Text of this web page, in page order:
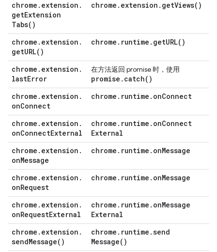
chrome . extension .
getExtension
Tabs( )
chrome . extension . getViews( )
chrome . extension .
getURL( )
chrome . runtime . getURL( )
chrome . extension .
lastError
在方法返回 promise 时，使用
promise . catch( )
chrome . extension .
onConnect
chrome . runtime . onConnect
chrome . extension .
onConnectExternal
chrome . runtime . onConnect
External
chrome . extension .
onMessage
chrome . runtime . onMessage
chrome . extension .
onRequest
chrome . runtime . onMessage
chrome . extension .
onRequestExternal
chrome . runtime . onMessage
External
chrome . extension .
sendMessage( )
chrome . runtime .send
Message( )